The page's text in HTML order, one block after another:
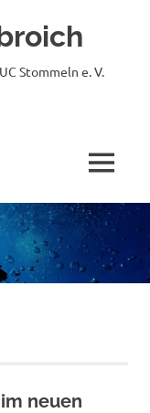
Stommeln e. V.
MENÜ
im neuen